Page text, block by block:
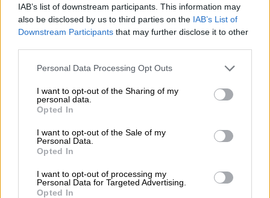
IAB’s list of downstream participants. This information may
also be disclosed by us to third parties on the IAB’s List of
Downstream Participants that may further disclose it to other
Personal Data Processing Opt Outs
I want to opt-out of the Sharing of my
personal data.
Opted In
I want to opt-out of the Sale of my
Personal Data.
Opted In
I want to opt-out of processing my
Personal Data for Targeted Advertising.
Opted In
justificada
PorCecilia G. Balonga
Más artículos de este autor